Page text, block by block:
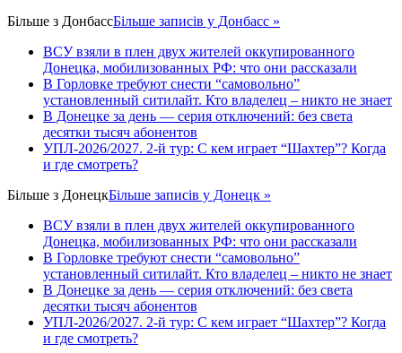
Більше з ДонбассБільше записів у Донбасс »
ВСУ взяли в плен двух жителей оккупированного
Донецка, мобилизованных РФ: что они рассказали
В Горловке требуют снести “самовольно”
установленный ситилайт. Кто владелец – никто не знает
В Донецке за день — серия отключений: без света
десятки тысяч абонентов
УПЛ-2026/2027. 2-й тур: С кем играет “Шахтер”? Когда
и где смотреть?
Більше з ДонецкБільше записів у Донецк »
ВСУ взяли в плен двух жителей оккупированного
Донецка, мобилизованных РФ: что они рассказали
В Горловке требуют снести “самовольно”
установленный ситилайт. Кто владелец – никто не знает
В Донецке за день — серия отключений: без света
десятки тысяч абонентов
УПЛ-2026/2027. 2-й тур: С кем играет “Шахтер”? Когда
и где смотреть?